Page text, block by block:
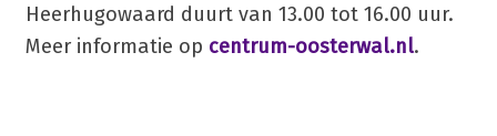
Heerhugowaard duurt van 13.00 tot 16.00 uur.
Meer informatie op centrum-oosterwal.nl.